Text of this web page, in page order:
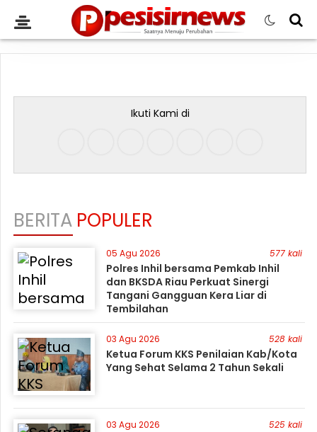
Ikuti Kami di
BERITA POPULER
05 Agu 2026 577 kali
Polres Inhil bersama Pemkab Inhil
dan BKSDA Riau Perkuat Sinergi
Tangani Gangguan Kera Liar di
Tembilahan
03 Agu 2026 528 kali
Ketua Forum KKS Penilaian Kab/Kota
Yang Sehat Selama 2 Tahun Sekali
03 Agu 2026 525 kali